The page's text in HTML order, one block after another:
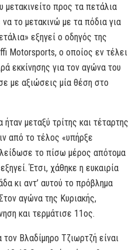
μετακινείτο προς τα πετάλια
το μετακινώ με τα πόδια για
εξηγεί ο οδηγός της
Motorsports, ο οποίος εν τέλει
εκκίνησης για τον αγώνα του
με αξιώσεις μία θέση στο
μεταξύ τρίτης και τέταρτης
από το τέλος «υπήρξε
το πίσω μέρος απότομα
Έτσι, χάθηκε η ευκαιρία
κι αντ’ αυτού το πρόβλημα
αγώνα της Κυριακής,
και τερμάτισε 11ος.
Βλαδίμηρο Τζιωρτζή είναι